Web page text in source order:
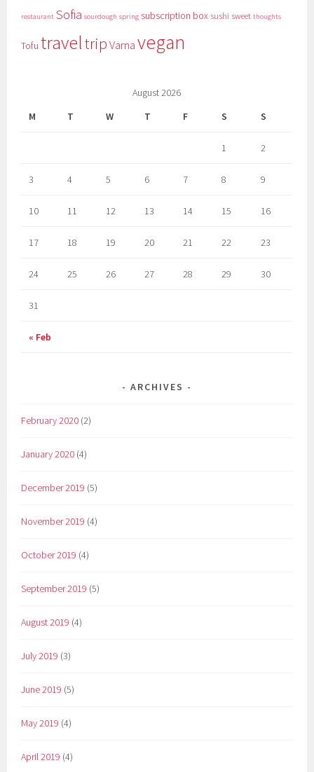
restaurant Sofia sourdough spring subscription box sushi sweet thoughts
Tofu traveltrip Varna vegan
August 2026
M
T W T F S S
« Feb
1 2
3 4 5 6 7 8 9
10 11 12 13 14 15 16
17 18 19 20 21 22 23
24 25 26 27 28 29 30
31
ARCHIVES
February 2020 (2)
January 2020 (4)
December 2019 (5)
November 2019 (4)
October 2019 (4)
September 2019 (5)
August 2019 (4)
July 2019 (3)
June 2019 (5)
May 2019 (4)
April 2019 (4)